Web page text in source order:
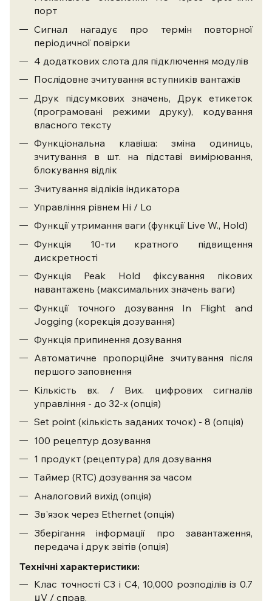
порт
Сигнал нагадує про термін повторної
періодичної повірки
4 додаткових слота для підключення модулів
Послідовне зчитування вступників вантажів
Друк підсумкових значень, Друк етикеток
(програмовані режими друку), кодування
власного тексту
Функціональна клавіша: зміна одиниць,
зчитування в шт. на підставі вимірювання,
блокування відлік
Зчитування відліків індикатора
Управління рівнем Hi / Lo
Функції утримання ваги (функції Live W., Hold)
Функція 10-ти кратного підвищення
дискретності
Функція Peak Hold фіксування пікових
навантажень (максимальних значень ваги)
Функції точного дозування In Flight and
Jogging (корекція дозування)
Функція припинення дозування
Автоматичне пропорційне зчитування після
першого заповнення
Кількість вх. / Вих. цифрових сигналів
управління - до 32-х (опція)
Set point (кількість заданих точок) - 8 (опція)
100 рецептур дозування
1 продукт (рецептура) для дозування
Tаймер (RTC) дозування за часом
Аналоговий вихід (опція)
Зв'язок через Ethernet (опція)
Зберігання інформації про завантаження,
передача і друк звітів (опція)
Технічні характеристики:
Клас точності С3 і С4, 10,000 розподілів із 0.7
μV / справ.